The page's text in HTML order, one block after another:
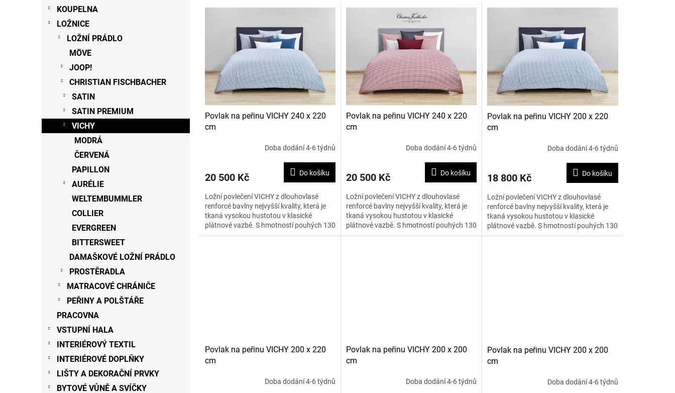
KOUPELNA
LOŽNICE
LOŽNÍ PRÁDLO
MÖVE
JOOP!
CHRISTIAN FISCHBACHER
SATIN
SATIN PREMIUM
VICHY
MODRÁ
ČERVENÁ
PAPILLON
AURÉLIE
WELTEMBUMMLER
COLLIER
EVERGREEN
BITTERSWEET
DAMAŠKOVÉ LOŽNÍ PRÁDLO
PROSTĚRADLA
MATRACOVÉ CHRÁNIČE
PEŘINY A POLŠTÁŘE
PRACOVNA
VSTUPNÍ HALA
INTERIÉROVÝ TEXTIL
INTERIÉROVÉ DOPLŇKY
LIŠTY A DEKORAČNÍ PRVKY
BYTOVÉ VŮNĚ A SVÍČKY
V
Povlak na peřinu VICHY 240 x 220
cm
Doba dodání 4-6 týdnů
20 500 Kč Do košíku
Ložní povlečení VICHY z dlouhovlasé
renforcé bavlny nejvyšší kvality, která je
tkaná vysokou hustotou v klasické
plátnové vazbě. S hmotností pouhých 130
g na m2 je materiál...
Povlak na peřinu VICHY 240 x 220
cm
Doba dodání 4-6 týdnů
20 500 Kč Do košíku
Ložní povlečení VICHY z dlouhovlasé
renforcé bavlny nejvyšší kvality, která je
tkaná vysokou hustotou v klasické
plátnové vazbě. S hmotností pouhých 130
g na m2 je materiál...
Povlak na peřinu VICHY 200 x 220
cm
Doba dodání 4-6 týdnů
18 800 Kč Do košíku
Ložní povlečení VICHY z dlouhovlasé
renforcé bavlny nejvyšší kvality, která je
tkaná vysokou hustotou v klasické
plátnové vazbě. S hmotností pouhých 130
g na m2 je materiál...
Povlak na peřinu VICHY 200 x 220
cm
Doba dodání 4-6 týdnů
Povlak na peřinu VICHY 200 x 200
cm
Doba dodání 4-6 týdnů
Povlak na peřinu VICHY 200 x 200
cm
Doba dodání 4-6 týdnů